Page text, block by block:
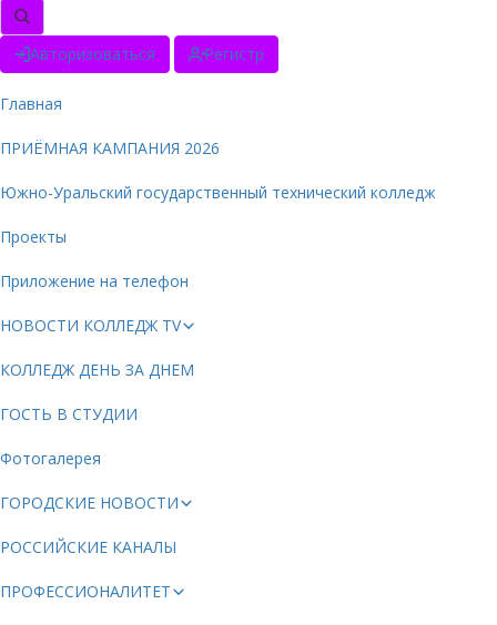
Авторизоваться Регистр
Главная
ПРИЁМНАЯ КАМПАНИЯ 2026
Южно-Уральский государственный технический колледж
Проекты
Приложение на телефон
НОВОСТИ КОЛЛЕДЖ TV
КОЛЛЕДЖ ДЕНЬ ЗА ДНЕМ
ГОСТЬ В СТУДИИ
Фотогалерея
ГОРОДСКИЕ НОВОСТИ
РОССИЙСКИЕ КАНАЛЫ
ПРОФЕССИОНАЛИТЕТ